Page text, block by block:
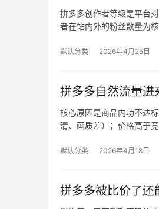
拼多多创作者等级是平台
者在站内外的粉丝数量为
默认分类 2026年4月25日
拼多多自然流量进
核心原因是商品内功不达
清、画质差）；价格高于
默认分类 2026年4月18日
拼多多被比价了还